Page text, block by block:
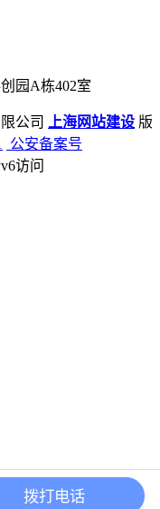
园A栋402室
公司 上海网站建设 版
公安备案号
拨打电话